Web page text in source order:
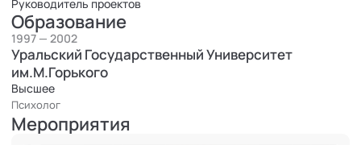
Руководитель проектов
Образование
Уральский Государственный Университет
им.М.Горького
Высшее
Психолог
1997 — 2002
Мероприятия